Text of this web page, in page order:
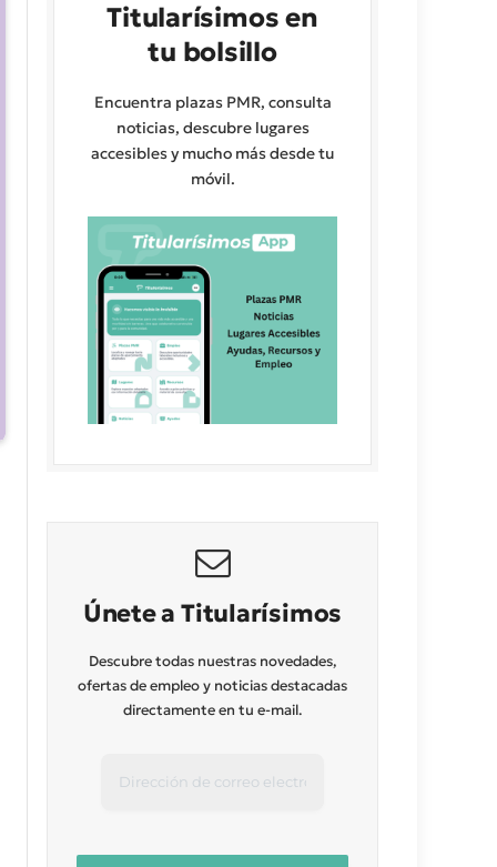
Titularísimos en
tu bolsillo
Encuentra plazas PMR, consulta
noticias, descubre lugares
accesibles y mucho más desde tu
móvil.
Únete a Titularísimos
Descubre todas nuestras novedades,
ofertas de empleo y noticias destacadas
directamente en tu e-mail.